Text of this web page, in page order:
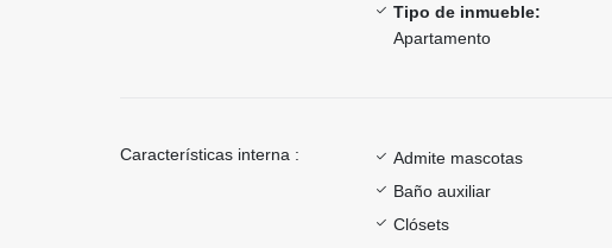
Tipo de inmueble:
Apartamento
Características interna : Admite mascotas
Baño auxiliar
Clósets